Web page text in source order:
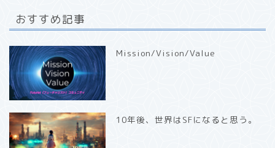
おすすめ記事
Mission/Vision/Value
10年後、世界はSFになると思う。